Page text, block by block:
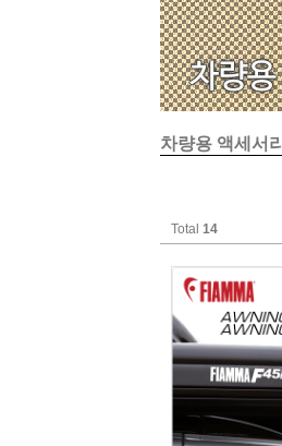
차량용 액세서리
Total 14